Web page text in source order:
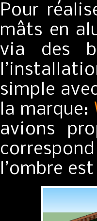
Pour
mâts en
via des
simple
la marque:
avions
l’ombre